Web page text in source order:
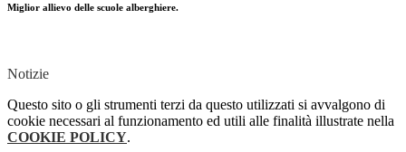
Miglior allievo delle scuole alberghiere.
Notizie
Questo sito o gli strumenti terzi da questo utilizzati si avvalgono di
cookie necessari al funzionamento ed utili alle finalità illustrate nella
COOKIE POLICY.